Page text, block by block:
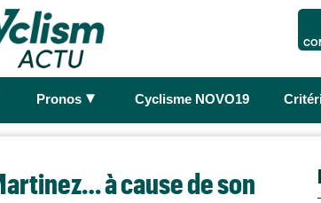
Pronos ► Cyclisme NOVO19
à cause de son